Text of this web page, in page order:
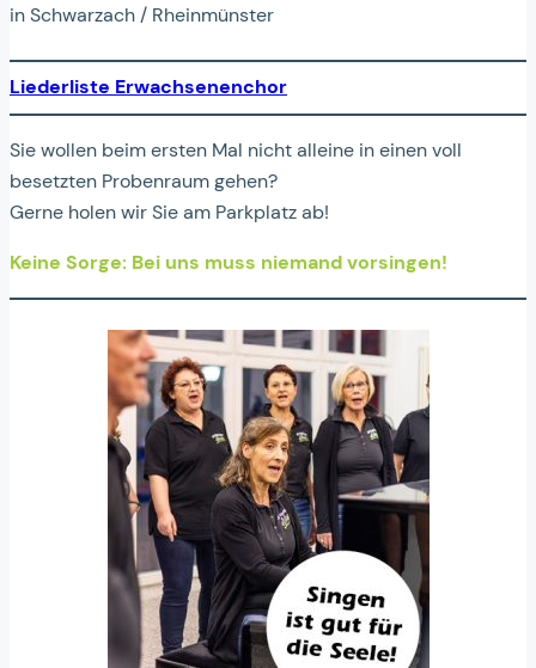
in Schwarzach / Rheinmünster
Liederliste Erwachsenenchor
Sie wollen beim ersten Mal nicht alleine in einen voll
besetzten Probenraum gehen?
Gerne holen wir Sie am Parkplatz ab!
Keine Sorge: Bei uns muss niemand vorsingen!